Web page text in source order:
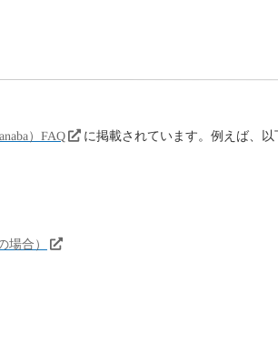
）FAQ に掲載されています。例えば、
合）